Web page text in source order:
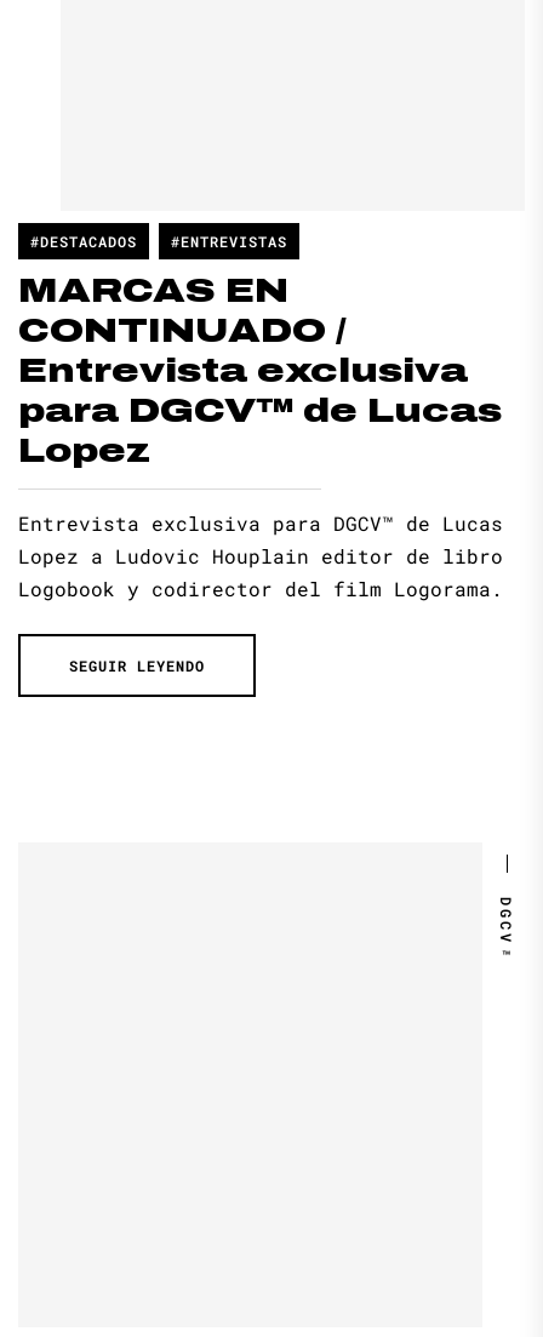
#DESTACADOS #ENTREVISTAS
MARCAS EN
CONTINUADO /
Entrevista exclusiva
para DGCV™ de Lucas
Lopez
Entrevista exclusiva para DGCV™ de Lucas
Lopez a Ludovic Houplain editor de libro
Logobook y codirector del film Logorama.
SEGUIR LEYENDO
DGCV™